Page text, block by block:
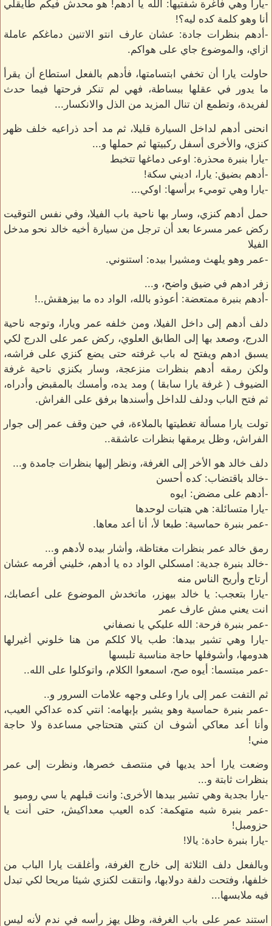
-يارا وهي فاغرة شفتيها: الله يا أدهم! هو محدش فيكم طايقلي
أنا وهو كلمة كده ليه؟!
-أدهم بنظرات جادة: عشان عارف انتو الاتنين دماغكم عاملة
ازاي، والموضوع جاي على هواكم.
حاولت يارا أن تخفي ابتسامتها، فأدهم بالفعل استطاع أن يقرأ
ما يدور في عقلها ببساطة، فهي لم تنكر فرحتها فيما حدث
لفريدة، وتطمع ان تنال المزيد من الذل والانكسار...
انحنى أدهم لداخل السيارة قليلا، ثم مد أحد ذراعيه خلف ظهر
كنزي، والأخرى أسفل ركبيتها ثم حملها و...
-يارا بنبرة محذرة: اوعى دماغها تتخبط
-أدهم بضيق: يارا، اديني سكة!
-يارا وهي توميء برأسها: اوكي...
حمل أدهم كنزي، وسار بها ناحية باب الفيلا، وفي نفس التوقيت
ركض عمر مسرعا بعد أن ترجل من سيارة أخيه خالد نحو مدخل
الفيلا
-عمر وهو يلهث ومشيرا بيده: استنوني.
زفر ادهم في ضيق واضح، و...
-أدهم بنبرة ممتعضة: أعوذو بالله، الواد ده ما بيزهقش..!
دلف أدهم إلى داخل الفيلا، ومن خلفه عمر ويارا، وتوجه ناحية
الدرج، وصعد بها إلى الطابق العلوي، ركض عمر على الدرج لكي
يسبق ادهم ويفتح له باب غرفته حتى يضع كنزي على فراشه،
ولكن رمقه أدهم بنظرات منزعجة، وسار بكنزي ناحية غرفة
الضيوف ( غرفة يارا سابقا ) ومد يده، وأمسك بالمقبض وأدراه،
ثم فتح الباب ودلف للداخل وأسندها برفق على الفراش.
تولت يارا مسألة تغطيتها بالملاءة، في حين وقف عمر إلى جوار
الفراش، وظل يرمقها بنظرات عاشقة..
دلف خالد هو الأخر إلى الغرفة، ونظر إليها بنظرات جامدة و...
-خالد باقتضاب: كده أحسن
-أدهم على مضض: ايوه
-يارا متسائلة: هي هتبات لوحدها
-عمر بنبرة حماسية: طبعا لأ، أنا أعد معاها.
رمق خالد عمر بنظرات مغتاظة، وأشار بيده لأدهم و...
-خالد بنبرة جدية: امسكلي الواد ده يا أدهم، خليني أفرمه عشان
أرتاح وأريح الناس منه
-يارا بتعجب: يا خالد بيهزر، ماتخدش الموضوع على أعصابك،
انت يعني مش عارف عمر
-عمر بنبرة فرحة: الله عليكي يا نصفاني
-يارا وهي تشير بيدها: طب يالا كلكم من هنا خلوني أغيرلها
هدومها، وأشوفلها حاجة مناسبة تلبسها
-عمر مبتسما: أيوه صح، اسمعوا الكلام، واتوكلوا على الله..
ثم التفت عمر إلى يارا وعلى وجهه علامات السرور و..
-عمر بنبرة حماسية وهو يشير بإبهامه: انتي كده عداكي العيب،
وأنا أعد معاكي أشوف ان كنتي هتحتاجي مساعدة ولا حاجة
مني!
وضعت يارا أحد يديها في منتصف خصرها، ونظرت إلى عمر
بنظرات ثابتة و...
-يارا بجدية وهي تشير بيدها الأخرى: وانت قبلهم يا سي روميو
-عمر بنبرة شبه متهكمة: كده العيب معداكيش، حتى أنت يا
حزومبل!
-يارا بنبرة حادة: يالا!
وبالفعل دلف الثلاثة إلى خارج الغرفة، وأغلقت يارا الباب من
خلفها، وفتحت دلفة دولابها، وانتقت لكنزي شيئا مريحا لكي تبدل
فيه ملابسها...
استند عمر على باب الغرفة، وظل يهز رأسه في ندم لأنه ليس